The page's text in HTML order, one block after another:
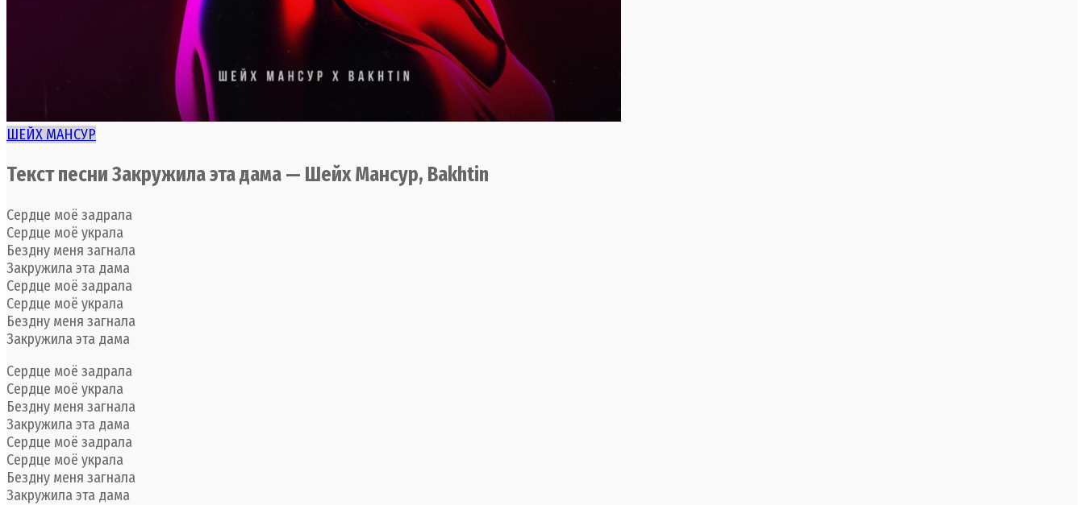
ШЕЙХ МАНСУР
Текст песни Закружилаэтадама — Шейх Мансур, Bakhtin
Сердце моё задрала
Сердце моё украла
Бездну меня загнала
Закружила эта дама
Сердце моё задрала
Сердце моё украла
Бездну меня загнала
Закружила эта дама
Сердце моё задрала
Сердце моё украла
Бездну меня загнала
Закружила эта дама
Сердце моё задрала
Сердце моё украла
Бездну меня загнала
Закружила эта дама